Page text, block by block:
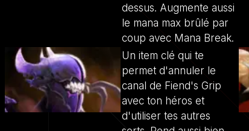
dessus. Augmente aussi
le mana max brûlé par
coup avec Mana Break.
Un item clé qui te
permet d'annuler le
canal de Fiend's Grip
avec ton héros et
d'utiliser tes autres